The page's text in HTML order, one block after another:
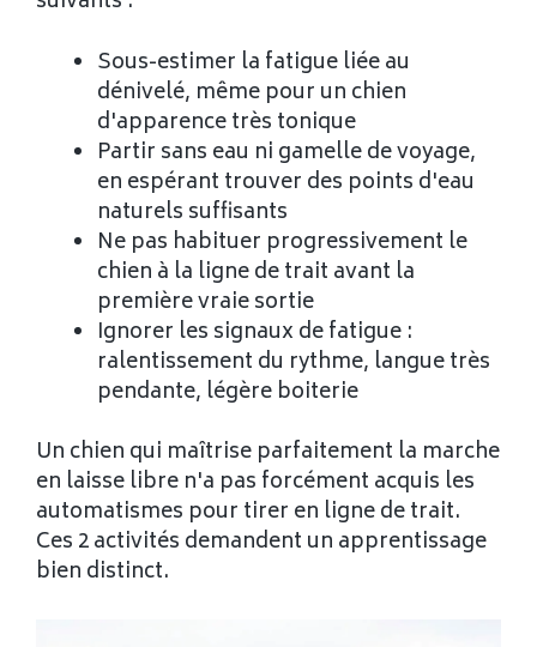
Sous-estimer la fatigue liée au
dénivelé, même pour un chien
d'apparence très tonique
Partir sans eau ni gamelle de voyage,
en espérant trouver des points d'eau
naturels suffisants
Ne pas habituer progressivement le
chien à la ligne de trait avant la
première vraie sortie
Ignorer les signaux de fatigue :
ralentissement du rythme, langue très
pendante, légère boiterie
Un chien qui maîtrise parfaitement la marche
en laisse libre n'a pas forcément acquis les
automatismes pour tirer en ligne de trait.
Ces 2 activités demandent un apprentissage
bien distinct.